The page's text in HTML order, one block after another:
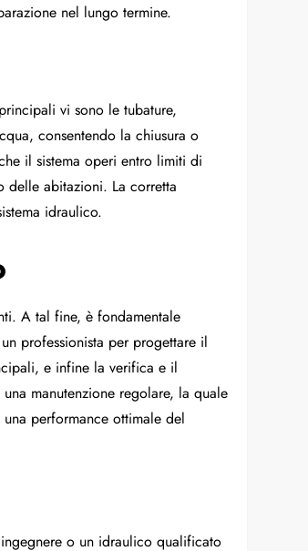
nel lungo termine.
vi sono le tubature,
consentendo la chiusura o
il sistema operi entro limiti di
delle abitazioni. La corretta
idraulico.
A tal fine, è fondamentale
professionista per progettare il
e infine la verifica e il
manutenzione regolare, la quale
performance ottimale del
o un idraulico qualificato